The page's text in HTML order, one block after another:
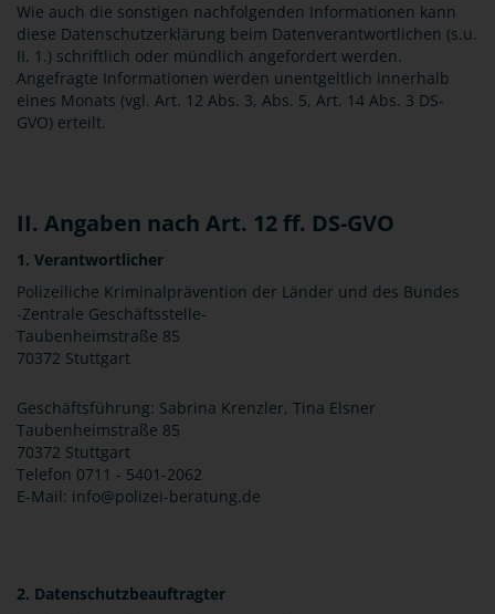
Wie auch die sonstigen nachfolgenden Informationen kann
diese Datenschutzerklärung beim Datenverantwortlichen (s.u.
II. 1.) schriftlich oder mündlich angefordert werden.
Angefragte Informationen werden unentgeltlich innerhalb
eines Monats (vgl. Art. 12 Abs. 3, Abs. 5, Art. 14 Abs. 3 DS-
GVO) erteilt.
II. Angaben nach Art. 12 ff. DS-GVO
1. Verantwortlicher
Polizeiliche Kriminalprävention der Länder und des Bundes
-Zentrale Geschäftsstelle-
Taubenheimstraße 85
70372 Stuttgart
Geschäftsführung: Sabrina Krenzler, Tina Elsner
Taubenheimstraße 85
70372 Stuttgart
Telefon 0711 - 5401-2062
E-Mail: info@polizei-beratung.de
2. Datenschutzbeauftragter